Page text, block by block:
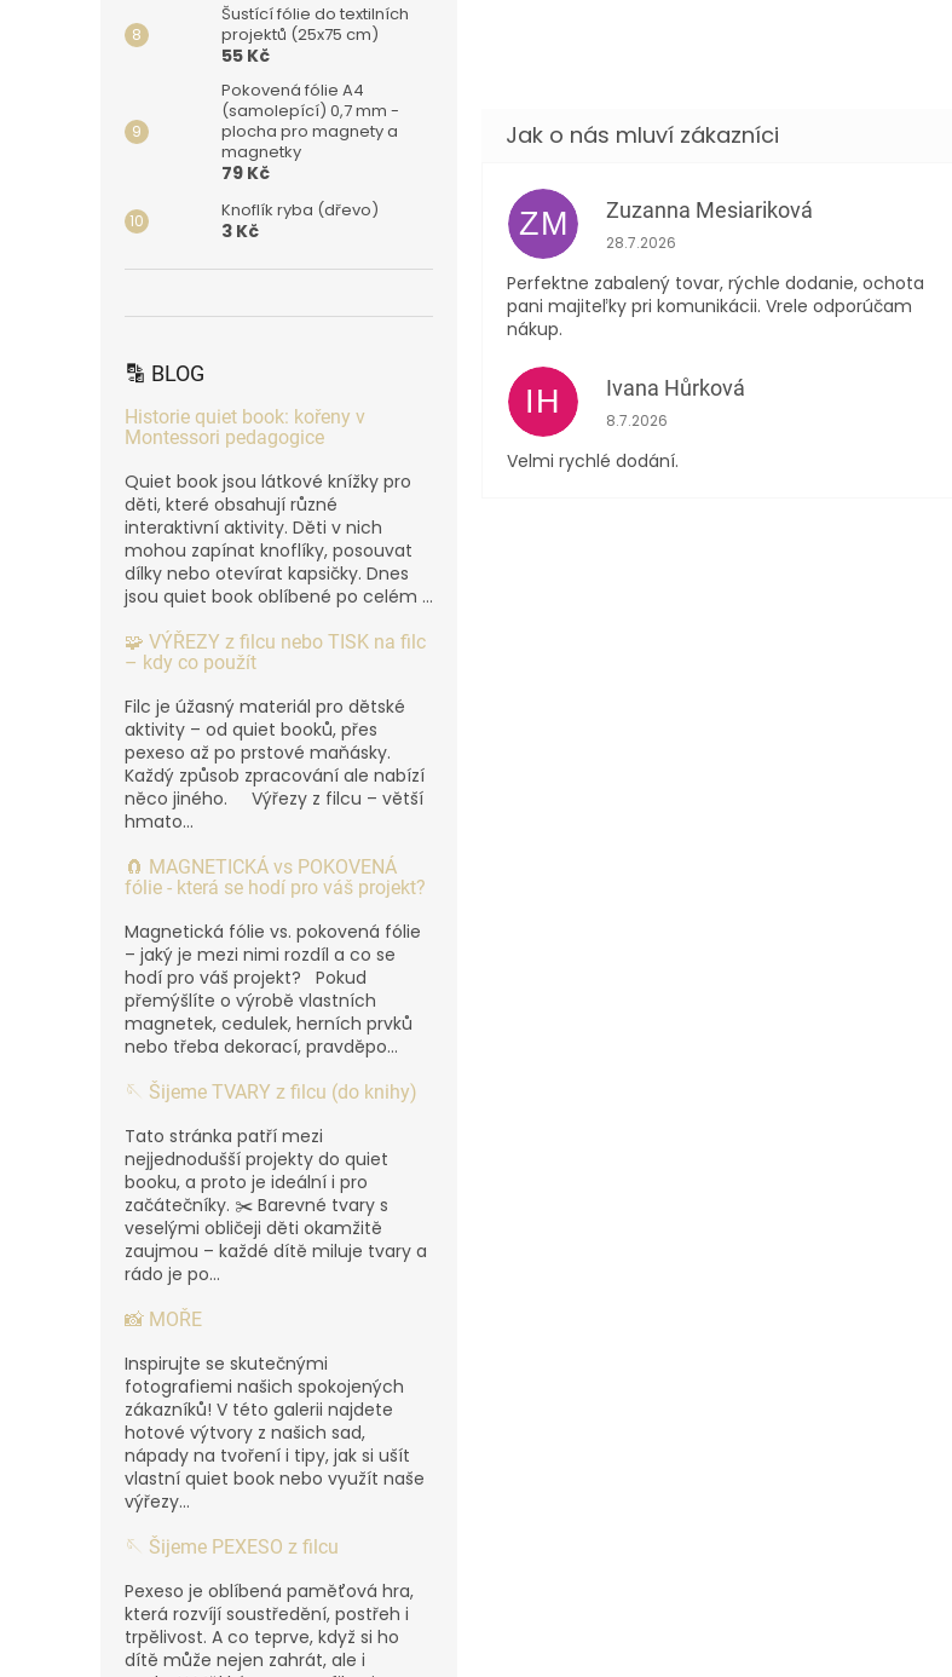
Šustící fólie do textilních
projektů (25x75 cm)
55 Kč
Pokovená fólie A4
(samolepící) 0,7 mm -
plocha pro magnety a
magnetky
79 Kč
Knoflík ryba (dřevo)
3 Kč
🔡 BLOG
Historie quiet book: kořeny v
Montessori pedagogice
Quiet book jsou látkové knížky pro
děti, které obsahují různé
interaktivní aktivity. Děti v nich
mohou zapínat knoflíky, posouvat
dílky nebo otevírat kapsičky. Dnes
jsou quiet book oblíbené po celém ...
🧩 VÝŘEZY z filcu nebo TISK na filc
– kdy co použít
Filc je úžasný materiál pro dětské
aktivity – od quiet booků, přes
pexeso až po prstové maňásky.
Každý způsob zpracování ale nabízí
něco jiného. Výřezy z filcu – větší
hmato...
🧲 MAGNETICKÁ vs POKOVENÁ
fólie - která se hodí pro váš projekt?
Magnetická fólie vs. pokovená fólie
– jaký je mezi nimi rozdíl a co se
hodí pro váš projekt? Pokud
přemýšlíte o výrobě vlastních
magnetek, cedulek, herních prvků
nebo třeba dekorací, pravděpo...
🪡 Šijeme TVARY z filcu (do knihy)
Tato stránka patří mezi
nejjednodušší projekty do quiet
booku, a proto je ideální i pro
začátečníky. ✂️ Barevné tvary s
veselými obličeji děti okamžitě
zaujmou – každé dítě miluje tvary a
rádo je po...
📸 MOŘE
Inspirujte se skutečnými
fotografiemi našich spokojených
zákazníků! V této galerii najdete
hotové výtvory z našich sad,
nápady na tvoření i tipy, jak si ušít
vlastní quiet book nebo využít naše
výřezy...
🪡 Šijeme PEXESO z filcu
Pexeso je oblíbená paměťová hra,
která rozvíjí soustředění, postřeh i
trpělivost. A co teprve, když si ho
dítě může nejen zahrát, ale i
ZM Zuzanna Mesiariková
Hodnocení obchodu je 5 z 5 hvězdiček.
28.7.2026
Perfektne zabalený tovar, rýchle dodanie, ochota
pani majiteľky pri komunikácii. Vrele odporúčam
nákup.
IH Ivana Hůrková
Hodnocení obchodu je 5 z 5 hvězdiček.
8.7.2026
Velmi rychlé dodání.